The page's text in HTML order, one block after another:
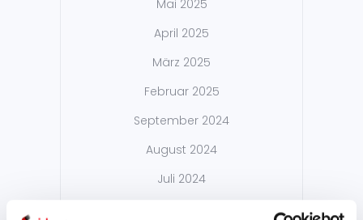
Mai 2025
April 2025
März 2025
Februar 2025
September 2024
August 2024
Juli 2024